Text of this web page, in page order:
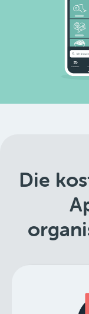
Die